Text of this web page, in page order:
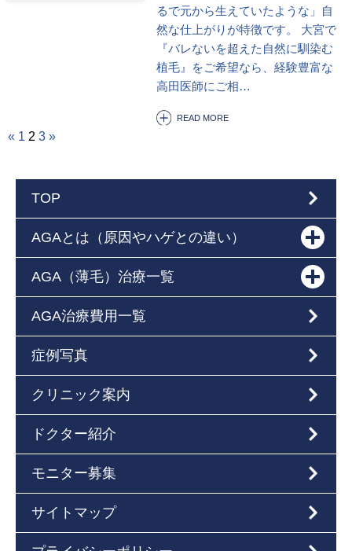
るで元から生えていたような」自
然な仕上がりが特徴です。 大宮で
『バレないを超えた自然に馴染む
植毛』をご希望なら、経験豊富な
高田医師にご相…
READ MORE
« 1 2 3 »
TOP
AGAとは（原因やハゲとの違い）
AGA（薄毛）治療一覧
AGA治療費用一覧
症例写真
クリニック案内
ドクター紹介
モニター募集
サイトマップ